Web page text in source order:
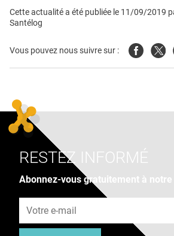
Cette actualité a été publiée le 11/09/2019
Santélog
Vous pouvez nous suivre sur : Facebook
RESTEZ INFORMÉ
Abonnez-vous gratuitement à